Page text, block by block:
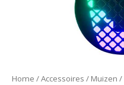
Home /Accessoires / Muizen /